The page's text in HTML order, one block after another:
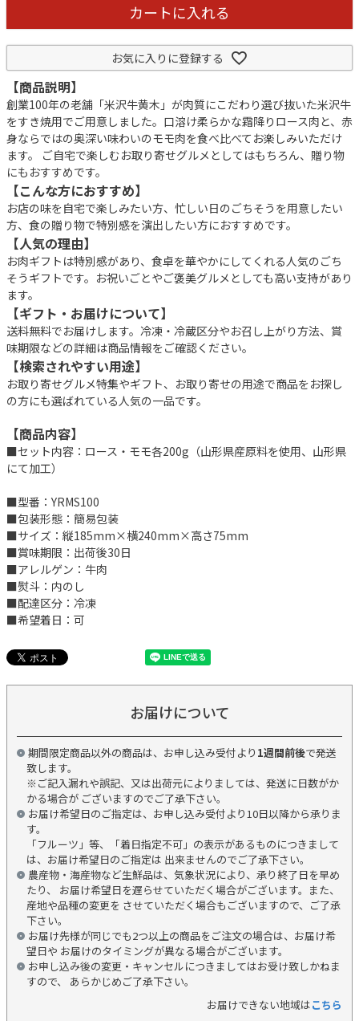
カートに入れる
お気に入りに登録する
【商品説明】
創業100年の老舗「米沢牛黄木」が肉質にこだわり選び抜いた米沢牛
をすき焼用でご用意しました。口溶け柔らかな霜降りロース肉と、赤
身ならではの奥深い味わいのモモ肉を食べ比べてお楽しみいただけ
ます。 ご自宅で楽しむお取り寄せグルメとしてはもちろん、贈り物
にもおすすめです。
【こんな方におすすめ】
お店の味を自宅で楽しみたい方、忙しい日のごちそうを用意したい
方、食の贈り物で特別感を演出したい方におすすめです。
【人気の理由】
お肉ギフトは特別感があり、食卓を華やかにしてくれる人気のごち
そうギフトです。お祝いごとやご褒美グルメとしても高い支持があり
ます。
【ギフト・お届けについて】
送料無料でお届けします。冷凍・冷蔵区分やお召し上がり方法、賞
味期限などの詳細は商品情報をご確認ください。
【検索されやすい用途】
お取り寄せグルメ特集やギフト、お取り寄せの用途で商品をお探し
の方にも選ばれている人気の一品です。
【商品内容】
■セット内容：ロース・モモ各200g（山形県産原料を使用、山形県
にて加工）
■型番：YRMS100
■包装形態：簡易包装
■サイズ：縦185mm×横240mm×高さ75mm
■賞味期限：出荷後30日
■アレルゲン：牛肉
■熨斗：内のし
■配達区分：冷凍
■希望着日：可
お届けについて
期間限定商品以外の商品は、お申し込み受付より 1週間前後で発送
致します。
※ご記入漏れや誤記、又は出荷元によりましては、発送に日数がか
かる場合が ございますのでご了承下さい。
お届け希望日のご指定は、お申し込み受付より10日以降から承りま
す。
「フルーツ」等、「着日指定不可」の表示があるものにつきまして
は、お届け希望日のご指定は 出来ませんのでご了承下さい。
農産物・海産物など生鮮品は、気象状況により、承り終了日を早め
たり、 お届け希望日を遅らせていただく場合がございます。また、
産地や品種の変更を させていただく場合もございますので、ご了承
下さい。
お届け先様が同じでも2つ以上の商品をご注文の場合は、お届け希
望日や お届けのタイミングが異なる場合がございます。
お申し込み後の変更・キャンセルにつきましてはお受け致しかねま
すので、 あらかじめご了承下さい。
お届けできない地域はこちら